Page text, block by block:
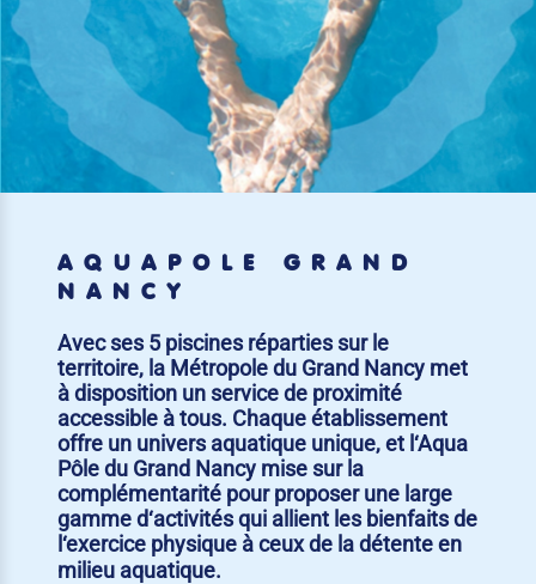
AQUAPÔLE GRAND
NANCY
Avec ses 5 piscines réparties sur le
territoire, la Métropole du Grand Nancy met
à disposition un service de proximité
accessible à tous. Chaque établissement
offre un univers aquatique unique, et l‘Aqua
Pôle du Grand Nancy mise sur la
complémentarité pour proposer une large
gamme d‘activités qui allient les bienfaits de
l‘exercice physique à ceux de la détente en
milieu aquatique.